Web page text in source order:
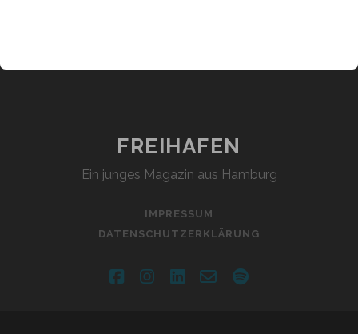
FREIHAFEN
Ein junges Magazin aus Hamburg
IMPRESSUM
DATENSCHUTZERKLÄRUNG
facebookinstagram
linkedin
email-spotify